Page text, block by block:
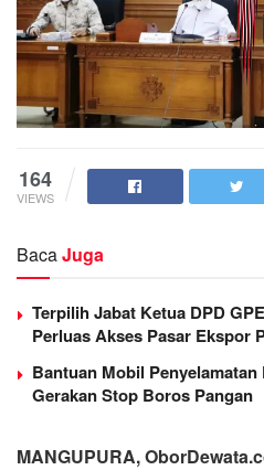
164
VIEWS
BacaJuga
Terpilih Jabat Ketua DPD
Perluas Akses Pasar Ekspor
Bantuan Mobil
Gerakan Stop Boros Pangan
MANGUPURA,